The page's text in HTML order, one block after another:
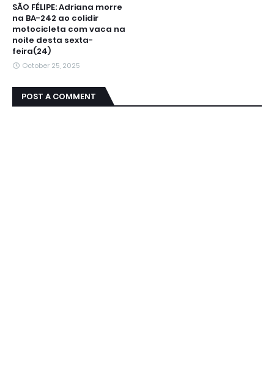
SÃO FÉLIPE: Adriana morre
na BA-242 ao colidir
motocicleta com vaca na
noite desta sexta-
feira(24)
October 25, 2025
POST A COMMENT